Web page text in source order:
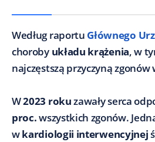
Według raportu Głównego
choroby układu krążenia, w
najczęstszą przyczyną
W2023 rokuzawały serca
proc.wszystkich zgonów.
wkardiologii interwencyjnej